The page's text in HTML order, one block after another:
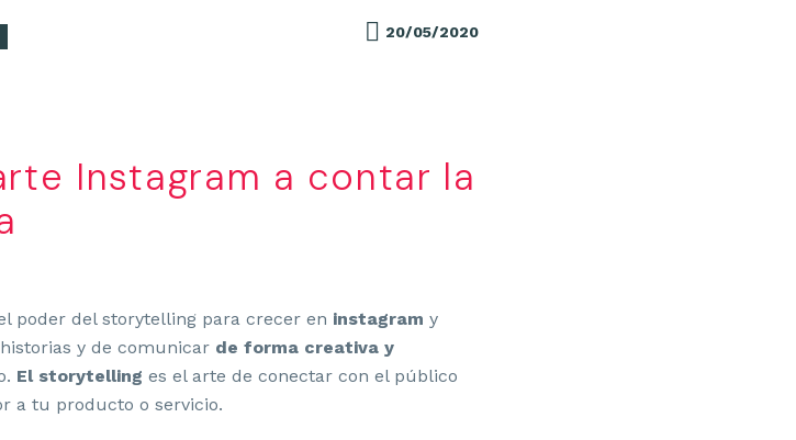
20/05/2020
Instagram a contar la
poder del storytelling para crecer en instagram y
y de comunicar de forma creativa y
El storytelling es el arte de conectar con el público
a tu producto o servicio.